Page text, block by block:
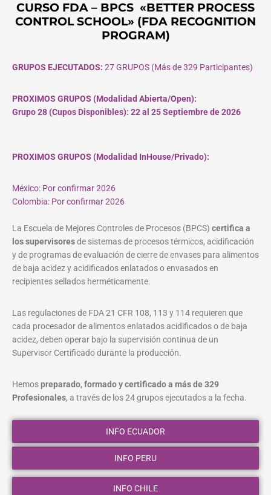
CURSO FDA – BPCS «BETTER PROCESS
CONTROL SCHOOL» (FDA RECOGNITION
PROGRAM)
GRUPOS EJECUTADOS: 27 GRUPOS (Más de 329 Participantes)
PROXIMOS GRUPOS (Modalidad Abierta/Open):
Grupo 28 (Cupos Disponibles): 22 al 25 Septiembre de 2026
PROXIMOS GRUPOS (Modalidad InHouse/Privado):
México: Por confirmar 2026
Colombia: Por confirmar 2026
La Escuela de Mejores Controles de Procesos (BPCS) certifica a
los supervisoresde sistemas de procesos térmicos, acidificación
y de programas de evaluación de cierre de envases para alimentos
de baja acidez y acidificados enlatados o envasados en
recipientes sellados herméticamente.
Las regulaciones de FDA 21 CFR 108, 113 y 114 requieren que
cada procesador de alimentos enlatados acidificados o de baja
acidez, deben operar bajo la supervisión continua de un
Supervisor Certificado durante la producción.
Hemospreparado, formado y certificado a más de 329
Profesionales, a través de los 24 grupos ejecutados a la fecha.
INFO ECUADOR
INFO PERU
INFO CHILE